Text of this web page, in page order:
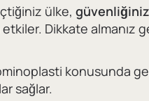
ülke,
Dikkate almanız
konusunda
sağlar.